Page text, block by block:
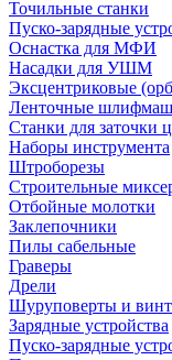
Точильные станки
Пуско-зарядные
Оснастка для МФИ
Насадки для УШМ
Эксцентриковые
Ленточные
Станки для заточки
Наборы инструмента
Штроборезы
Строительные
Отбойные молотки
Заклепочники
Пилы сабельные
Граверы
Дрели
Шуруповерты и
Зарядные устройства
Пуско-зарядные